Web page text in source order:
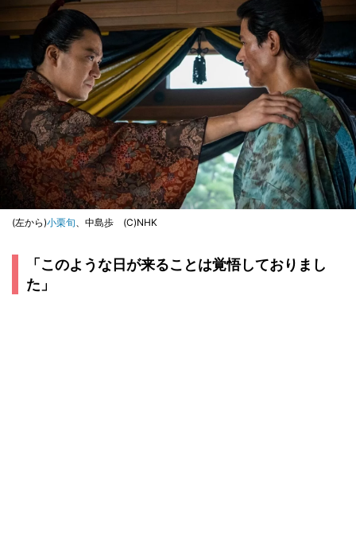
(左から)小栗旬、中島歩 (C)NHK
「このような日が来ることは覚悟しておりまし
た」